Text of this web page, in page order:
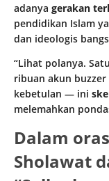
adanya gerakan
pendidikan Islam
dan ideologis
“Lihat polanya.
ribuan akun
kebetulan — ini
melemahkan
Dalam
Sholawat